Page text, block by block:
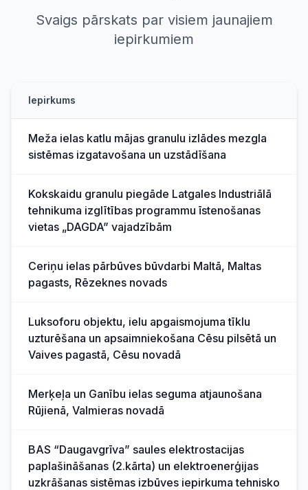
Svaigs pārskats par visiem jaunajiem
iepirkumiem
Iepirkums
Meža ielas katlu mājas granulu izlādes mezgla
sistēmas izgatavošana un uzstādīšana
Kokskaidu granulu piegāde Latgales Industriālā
tehnikuma izglītības programmu īstenošanas
vietas „DAGDA” vajadzībām
Ceriņu ielas pārbūves būvdarbi Maltā, Maltas
pagasts, Rēzeknes novads
Luksoforu objektu, ielu apgaismojuma tīklu
uzturēšana un apsaimniekošana Cēsu pilsētā un
Vaives pagastā, Cēsu novadā
Merķeļa un Ganību ielas seguma atjaunošana
Rūjienā, Valmieras novadā
BAS “Daugavgrīva” saules elektrostacijas
paplašināšanas (2.kārta) un elektroenerģijas
uzkrāšanas sistēmas izbūves iepirkuma tehnisko